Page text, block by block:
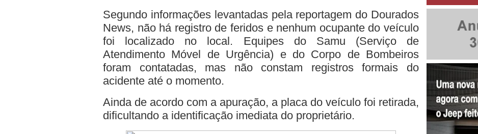
Segundo informações levantadas pela reportagem do Dourados
News, não há registro de feridos e nenhum ocupante do veículo
foi localizado no local. Equipes do Samu (Serviço de
Atendimento Móvel de Urgência) e do Corpo de Bombeiros
foram contatadas, mas não constam registros formais do
acidente até o momento.
Ainda de acordo com a apuração, a placa do veículo foi retirada,
dificultando a identificação imediata do proprietário.